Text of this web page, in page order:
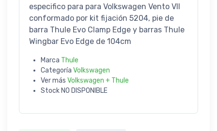
especifico para para Volkswagen Vento VII
conformado por kit fijación 5204, pie de
barra Thule Evo Clamp Edge y barras Thule
Wingbar Evo Edge de 104cm
Marca Thule
Categoría Volkswagen
Ver más Volkswagen + Thule
Stock NO DISPONIBLE